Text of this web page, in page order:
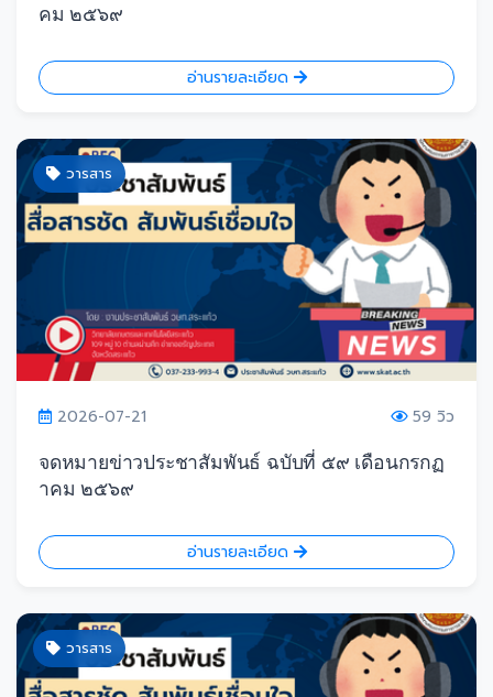
คม ๒๕๖๙
อ่านรายละเอียด
วารสาร
2026-07-21
59 วิว
จดหมายข่าวประชาสัมพันธ์ ฉบับที่ ๕๙ เดือนกรกฏ
าคม ๒๕๖๙
อ่านรายละเอียด
วารสาร